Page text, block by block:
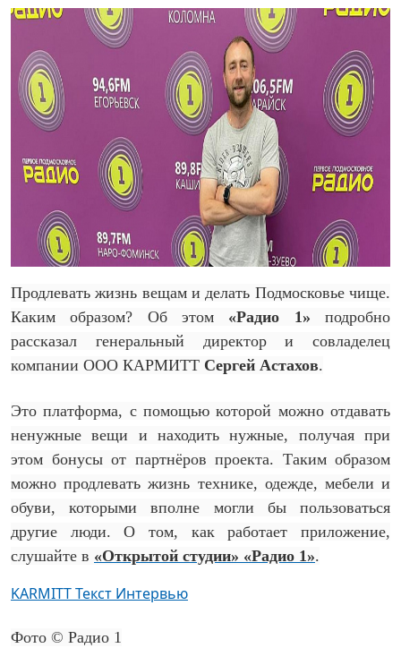
Продлевать жизнь вещам и делать Подмосковье чище.
Каким образом? Об этом «Радио 1» подробно
рассказал генеральный директор и совладелец
компании ООО КАРМИТТ Сергей Астахов.
Это платформа, с помощью которой можно отдавать
ненужные вещи и находить нужные, получая при
этом бонусы от партнёров проекта. Таким образом
можно продлевать жизнь технике, одежде, мебели и
обуви, которыми вполне могли бы пользоваться
другие люди. О том, как работает приложение,
слушайте в «Открытой студии» «Радио 1».
KARMITТ Текст Интервью
Фото © Радио 1